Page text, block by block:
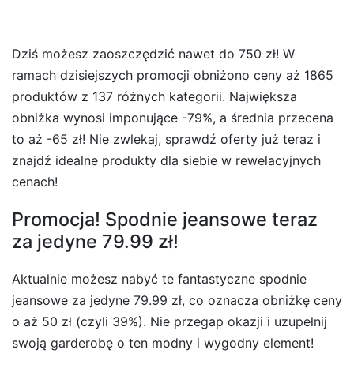
Dziś możesz zaoszczędzić nawet do 750 zł! W
ramach dzisiejszych promocji obniżono ceny aż 1865
produktów z 137 różnych kategorii. Największa
obniżka wynosi imponujące -79%, a średnia przecena
to aż -65 zł! Nie zwlekaj, sprawdź oferty już teraz i
znajdź idealne produkty dla siebie w rewelacyjnych
cenach!
Promocja! Spodnie jeansowe teraz
za jedyne 79.99 zł!
Aktualnie możesz nabyć te fantastyczne spodnie
jeansowe za jedyne 79.99 zł, co oznacza obniżkę ceny
o aż 50 zł (czyli 39%). Nie przegap okazji i uzupełnij
swoją garderobę o ten modny i wygodny element!